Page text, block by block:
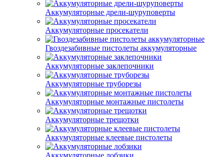
Аккумуляторные дрели-шуруповерты
Аккумуляторные просекатели
Гвоздезабивные пистолеты аккумуляторные
Аккумуляторные заклепочники
Аккумуляторные труборезы
Аккумуляторные монтажные пистолеты
Аккумуляторные трещотки
Аккумуляторные клеевые пистолеты
Аккумуляторные лобзики